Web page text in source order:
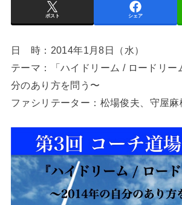
ポスト シェア
日 時：2014年1月8日（水）
テーマ：「ハイドリーム / ロードリー
分のあり方を問う〜
ファシリテーター：松場俊夫、守屋麻